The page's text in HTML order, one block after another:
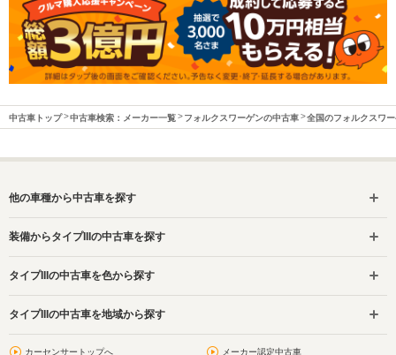
中古車トップ 中古車検索：メーカー一覧 フォルクスワーゲンの中古車 全国のフォルクスワ
他の車種から中古車を探す
装備からタイプIIIの中古車を探す
タイプIIIの中古車を色から探す
タイプIIIの中古車を地域から探す
カーセンサートップへ メーカー認定中古車